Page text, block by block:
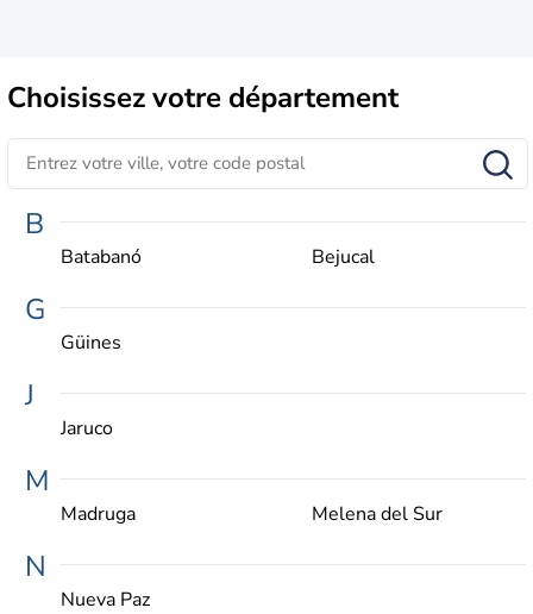
Choisissezvotre département
B
Batabanó Bejucal
G
Güines
J
Jaruco
M
Madruga Melena del Sur
N
Nueva Paz